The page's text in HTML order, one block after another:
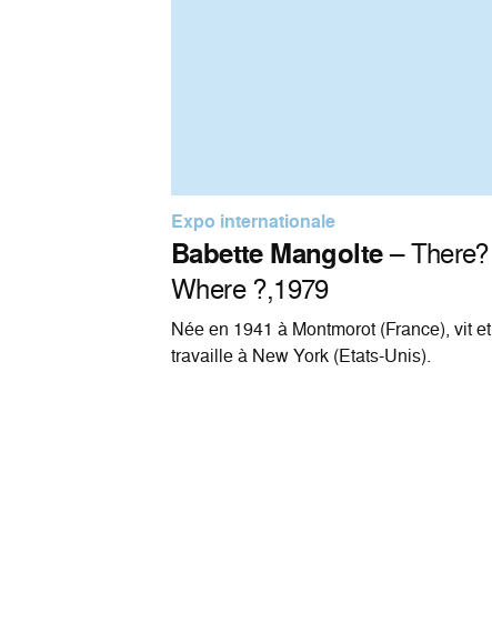
Expo internationale
Babette Mangolte– There?
Where ?,1979
Née en 1941 à Montmorot (France), vit et
travaille à New York (Etats-Unis).